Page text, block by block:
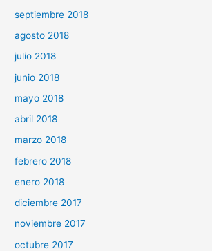
septiembre 2018
agosto 2018
julio 2018
junio 2018
mayo 2018
abril 2018
marzo 2018
febrero 2018
enero 2018
diciembre 2017
noviembre 2017
octubre 2017